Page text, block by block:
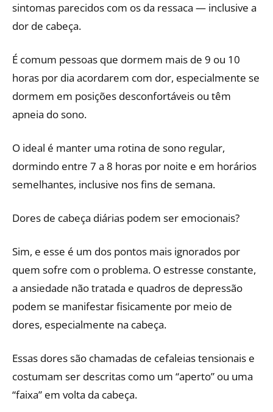
sintomas parecidos com os da ressaca — inclusive a
dor de cabeça.
É comum pessoas que dormem mais de 9 ou 10
horas por dia acordarem com dor, especialmente se
dormem em posições desconfortáveis ou têm
apneia do sono.
O ideal é manter uma rotina de sono regular,
dormindo entre 7 a 8 horas por noite e em horários
semelhantes, inclusive nos fins de semana.
Dores de cabeça diárias podem ser emocionais?
Sim, e esse é um dos pontos mais ignorados por
quem sofre com o problema. O estresse constante,
a ansiedade não tratada e quadros de depressão
podem se manifestar fisicamente por meio de
dores, especialmente na cabeça.
Essas dores são chamadas de cefaleias tensionais e
costumam ser descritas como um “aperto” ou uma
“faixa” em volta da cabeça.